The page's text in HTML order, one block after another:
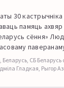
30
памяць ахвяр
сёння»
СБ Беларусь
Гладкая, Рыгор